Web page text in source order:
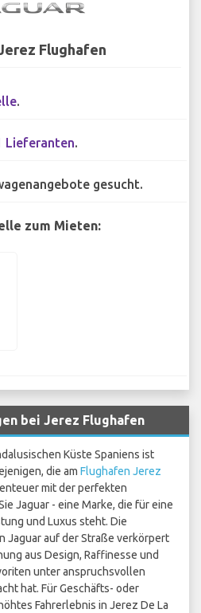
Flughafen
.
Lieferanten.
gesucht.
zum Mieten:
bei Jerez Flughafen
Küste Spaniens ist
die am Flughafen Jerez
mit der perfekten
Jaguar - eine Marke, die für eine
und Luxus steht. Die
Jaguar auf der Straße verkörpert
aus Design, Raffinesse und
unter anspruchsvollen
hat. Für Geschäfts- oder
Fahrerlebnis in Jerez De La